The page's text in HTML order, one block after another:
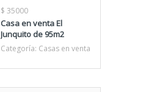
$ 35000
Casa en venta El
Junquito de 95m2
Categoría: Casas en venta